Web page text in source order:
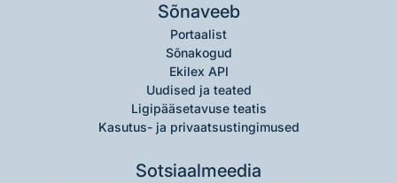
Sõnaveeb
Portaalist
Sõnakogud
Ekilex API
Uudised ja teated
Ligipääsetavuse teatis
Kasutus- ja privaatsustingimused
Sotsiaalmeedia